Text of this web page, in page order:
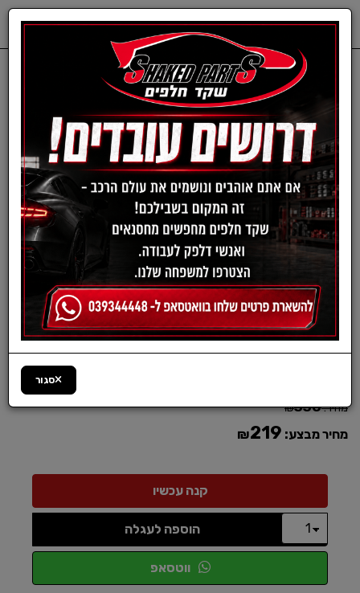
חלפים מכנים ISUZU פילטר סולר-איסוזו
פילטר סולר איסוזו דימקס
מ12
מחיר: ₪330
מחיר מבצע: ₪219
הוספה לעגלה
ווטסאפ
סגור